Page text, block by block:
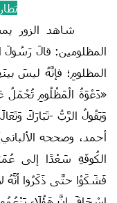
شاهد الزور
المظلومين: قالَ رَسُولَ
المظلومِ؛ فإنَّهُ ليسَ
«‌دَعْوَةُ ‌الْمَظْلُومِ ‌تُحْمَلُ
وَيَقُولُ الرَّبُّ -تَبَارَكَ
أحمد، وصححه
الكُوفَةِ سَعْدًا إلى
فَشَكَوْا حتَّى ذَكَرُوا أنَّهُ